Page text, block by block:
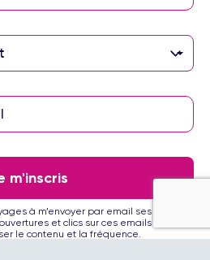
bancaire avec
Floa
m'inscris
à m’envoyer par email ses offres
et clics sur ces emails soient
le contenu et la fréquence.